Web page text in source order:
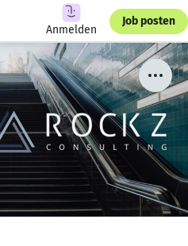
Anmelden
Job posten